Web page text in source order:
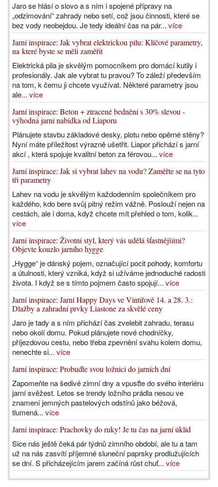
Jaro se hlásí o slovo a s ním i spojené přípravy na
„odzimování“ zahrady nebo setí, což jsou činnosti, které se
bez vody neobejdou. Je tedy ideální čas na pár... více
Jarní inspirace: Jak vybrat elektrickou pilu: Klíčové parametry,
na které byste se měli zaměřit
Elektrická pila je skvělým pomocníkem pro domácí kutily i
profesionály. Jak ale vybrat tu pravou? To záleží především
na tom, k čemu ji chcete využívat. Některé parametry jsou
ale... více
Jarní inspirace: Beton + ztracené bednění s 30% slevou -
výhodná jarní nabídka od Liaporu
Plánujete stavbu základové desky, plotu nebo opěrné stěny?
Nyní máte příležitost výrazně ušetřit. Liapor přichází s jarní
akcí , která spojuje kvalitní beton za férovou... více
Jarní inspirace: Jak si vybrat lahev na vodu? Zaměřte se na tyto
tři parametry
Lahev na vodu je skvělým každodenním společníkem pro
každého, kdo bere svůj pitný režim vážně. Poslouží nejen na
cestách, ale i doma, když chcete mít přehled o tom, kolik...
více
Jarní inspirace: Životní styl, který vás udělá šťastnějšími?
Objevte kouzlo jarního hygge
„Hygge“ je dánský pojem, označující pocit pohody, komfortu
a útulnosti, který vzniká, když si užíváme jednoduché radosti
života. I když se s tímto pojmem často spojují... více
Jarní inspirace: Jarní Happy Days ve Vintířově 14. a 28. 3.:
Dlažby a zahradní prvky Liastone za skvělé ceny
Jaro je tady a s ním přichází čas zvelebit zahradu, terasu
nebo okolí domu. Pokud plánujete nové chodníčky,
příjezdovou cestu, nebo třeba zpevnění svahu kolem domu,
nenechte si... více
Jarní inspirace: Probuďte svou ložnici do jarních dní
Zapomeňte na šedivé zimní dny a vpusťte do svého interiéru
jarní svěžest. Letos se trendy ložního prádla nesou ve
znamení jemných pastelových odstínů jako béžová,
tlumená... více
Jarní inspirace: Prachovky do ruky! Je tu čas na jarní úklid
Sice nás ještě čeká pár týdnů zimního období, ale tu a tam
už na nás zasvítí příjemné sluneční paprsky prodlužujících
se dní. S přicházejícím jarem začíná růst chuť... více